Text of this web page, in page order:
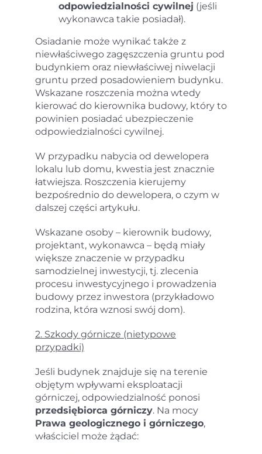
odpowiedzialności cywilnej (jeśli
wykonawca takie posiadał).
Osiadanie może wynikać także z
niewłaściwego zagęszczenia gruntu pod
budynkiem oraz niewłaściwej niwelacji
gruntu przed posadowieniem budynku.
Wskazane roszczenia można wtedy
kierować do kierownika budowy, który to
powinien posiadać ubezpieczenie
odpowiedzialności cywilnej.
W przypadku nabycia od dewelopera
lokalu lub domu, kwestia jest znacznie
łatwiejsza. Roszczenia kierujemy
bezpośrednio do dewelopera, o czym w
dalszej części artykułu.
Wskazane osoby – kierownik budowy,
projektant, wykonawca – będą miały
większe znaczenie w przypadku
samodzielnej inwestycji, tj. zlecenia
procesu inwestycyjnego i prowadzenia
budowy przez inwestora (przykładowo
rodzina, która wznosi swój dom).
2. Szkody górnicze (nietypowe
przypadki)
Jeśli budynek znajduje się na terenie
objętym wpływami eksploatacji
górniczej, odpowiedzialność ponosi
przedsiębiorca górniczy. Na mocy
Prawa geologicznego i górniczego,
właściciel może żądać: